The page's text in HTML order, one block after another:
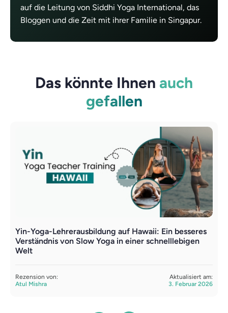
auf die Leitung von Siddhi Yoga International, das
Bloggen und die Zeit mit ihrer Familie in Singapur.
Das könnte Ihnen auch
gefallen
Yin-Yoga-Lehrerausbildung auf Hawaii: Ein besseres
Verständnis von Slow Yoga in einer schnelllebigen
Welt
Rezension von:
Atul Mishra
Aktualisiert am:
3. Februar 2026